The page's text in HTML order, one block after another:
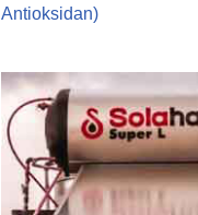
Antioksidan)